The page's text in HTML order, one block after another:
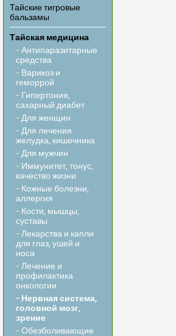
Тайские тигровые
бальзамы
Тайская медицина
- Антипаразитарные
средства
- Варикоз и
геморрой
- Гипертония,
сахарный диабет
- Для женщин
- Для лечения
желудка, кишечника
- Для мужчин
- Иммунитет, тонус,
качество жизни
- Кожные болезни,
аллергия
- Кости, мышцы,
суставы
- Лекарства и капли
для глаз, ушей и
носа
- Лечение и
профилактика
онкологии
- Нервная система,
головной мозг,
зрение
- Обезболивающие